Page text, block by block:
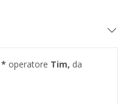
* operatore Tim, da